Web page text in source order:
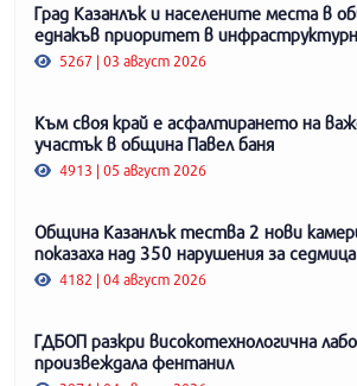
Град Казанлък и населените места в
еднакъв приоритет в
5267 | 03 август 2026
Към своя край е асфалтирането на
участък в община Павел баня
4913 | 05 август 2026
Община Казанлък тества 2 нови
показаха над 350 нарушения за седмица
4182 | 04 август 2026
ГДБОП разкри високотехнологична
произвеждала фентанил